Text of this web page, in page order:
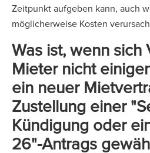
Zeitpunkt aufgeben kann, auch
möglicherweise Kosten
Was ist, wenn sich
Mieter nicht
ein neuer
Zustellung einer
Kündigung oder
26"-Antrags